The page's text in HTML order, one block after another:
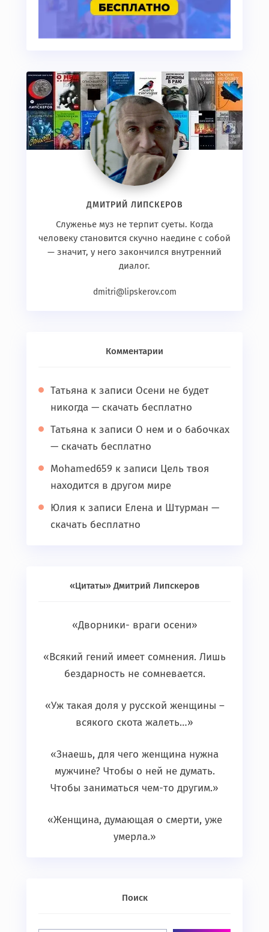
ДМИТРИЙ ЛИПСКЕРОВ
Служенье муз не терпит суеты. Когда
человеку становится скучно наедине с собой
— значит, у него закончился внутренний
диалог.
dmitri@lipskerov.com
Комментарии
Татьяна к записи Осени не будет
никогда — скачать бесплатно
Татьяна к записи О нем и о бабочках
— скачать бесплатно
Mohamed659 к записи Цель твоя
находится в другом мире
Юлия к записи Елена и Штурман —
скачать бесплатно
«Цитаты» Дмитрий Липскеров
«Дворники- враги осени»
«Всякий гений имеет сомнения. Лишь
бездарность не сомневается.
«Уж такая доля у русской женщины –
всякого скота жалеть…»
«Знаешь, для чего женщина нужна
мужчине? Чтобы о ней не думать.
Чтобы заниматься чем-то другим.»
«Женщина, думающая о смерти, уже
умерла.»
Поиск